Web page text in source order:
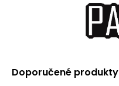
Doporučené produkty